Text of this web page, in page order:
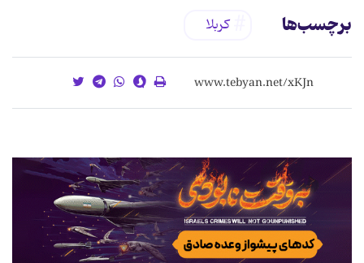
برچسب‌ها کربلا